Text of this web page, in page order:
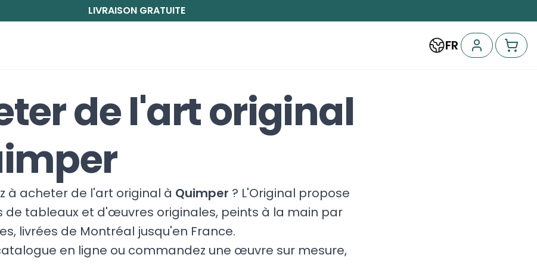
LIVRAISON GRATUITE
FR
de l'art original
à acheter de l'art original à Quimper ? L'Original propose
de tableaux et d'œuvres originales, peints à la main par
livrées de Montréal jusqu'en France.
en ligne ou commandez une œuvre sur mesure,